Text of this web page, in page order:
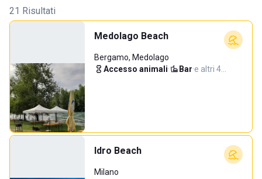
21 Risultati
Medolago Beach
Bergamo, Medolago
Accesso animali· Bar·e altri 4…
Idro Beach
Milano